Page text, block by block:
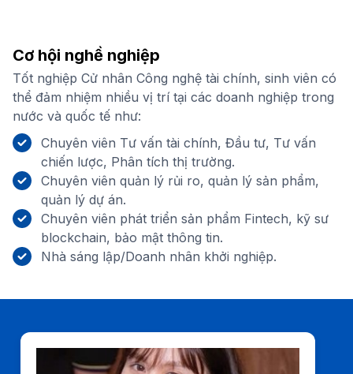
Cơ hội nghề nghiệp
Tốt nghiệp Cử nhân Công nghệ tài chính, sinh viên có
thể đảm nhiệm nhiều vị trí tại các doanh nghiệp trong
nước và quốc tế như:
Chuyên viên Tư vấn tài chính, Đầu tư, Tư vấn
chiến lược, Phân tích thị trường.
Chuyên viên quản lý rủi ro, quản lý sản phẩm,
quản lý dự án.
Chuyên viên phát triển sản phẩm Fintech, kỹ sư
blockchain, bảo mật thông tin.
Nhà sáng lập/Doanh nhân khởi nghiệp.